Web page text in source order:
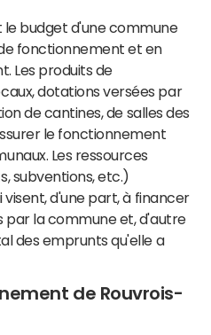
le budget d'une commune
fonctionnement et en
Les produits de
dotations versées par
de cantines, de salles des
le fonctionnement
Les ressources
subventions, etc.)
d'une part, à financer
par la commune et, d'autre
des emprunts qu'elle a
de Rouvrois-